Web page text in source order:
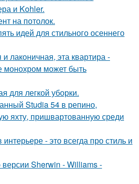
и Kohler.
на потолок.
идей для стильного осеннего
лаконичная, эта квартира -
монохром может быть
для легкой уборки.
Studia 54 в репино,
яхту, пришвартованную среди
- это всегда про стиль и
версии Sherwin - Williams -